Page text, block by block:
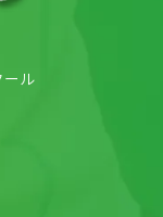
ール